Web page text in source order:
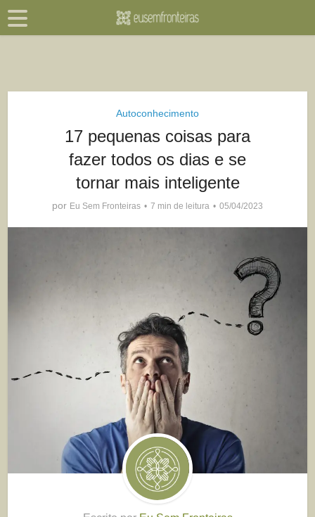
Autoconhecimento
17 pequenas coisas para
fazer todos os dias e se
tornar mais inteligente
por Eu Sem Fronteiras 7 min de leitura 05/04/2023